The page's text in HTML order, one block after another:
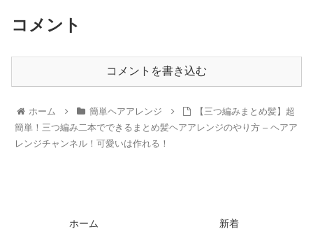
コメント
コメントを書き込む
ホーム 簡単ヘアアレンジ
【三つ編みまとめ髪】超
簡単！三つ編み二本でできるまとめ髪ヘアアレンジのやり方 – ヘアア
レンジチャンネル！可愛いは作れる！
ホーム 新着